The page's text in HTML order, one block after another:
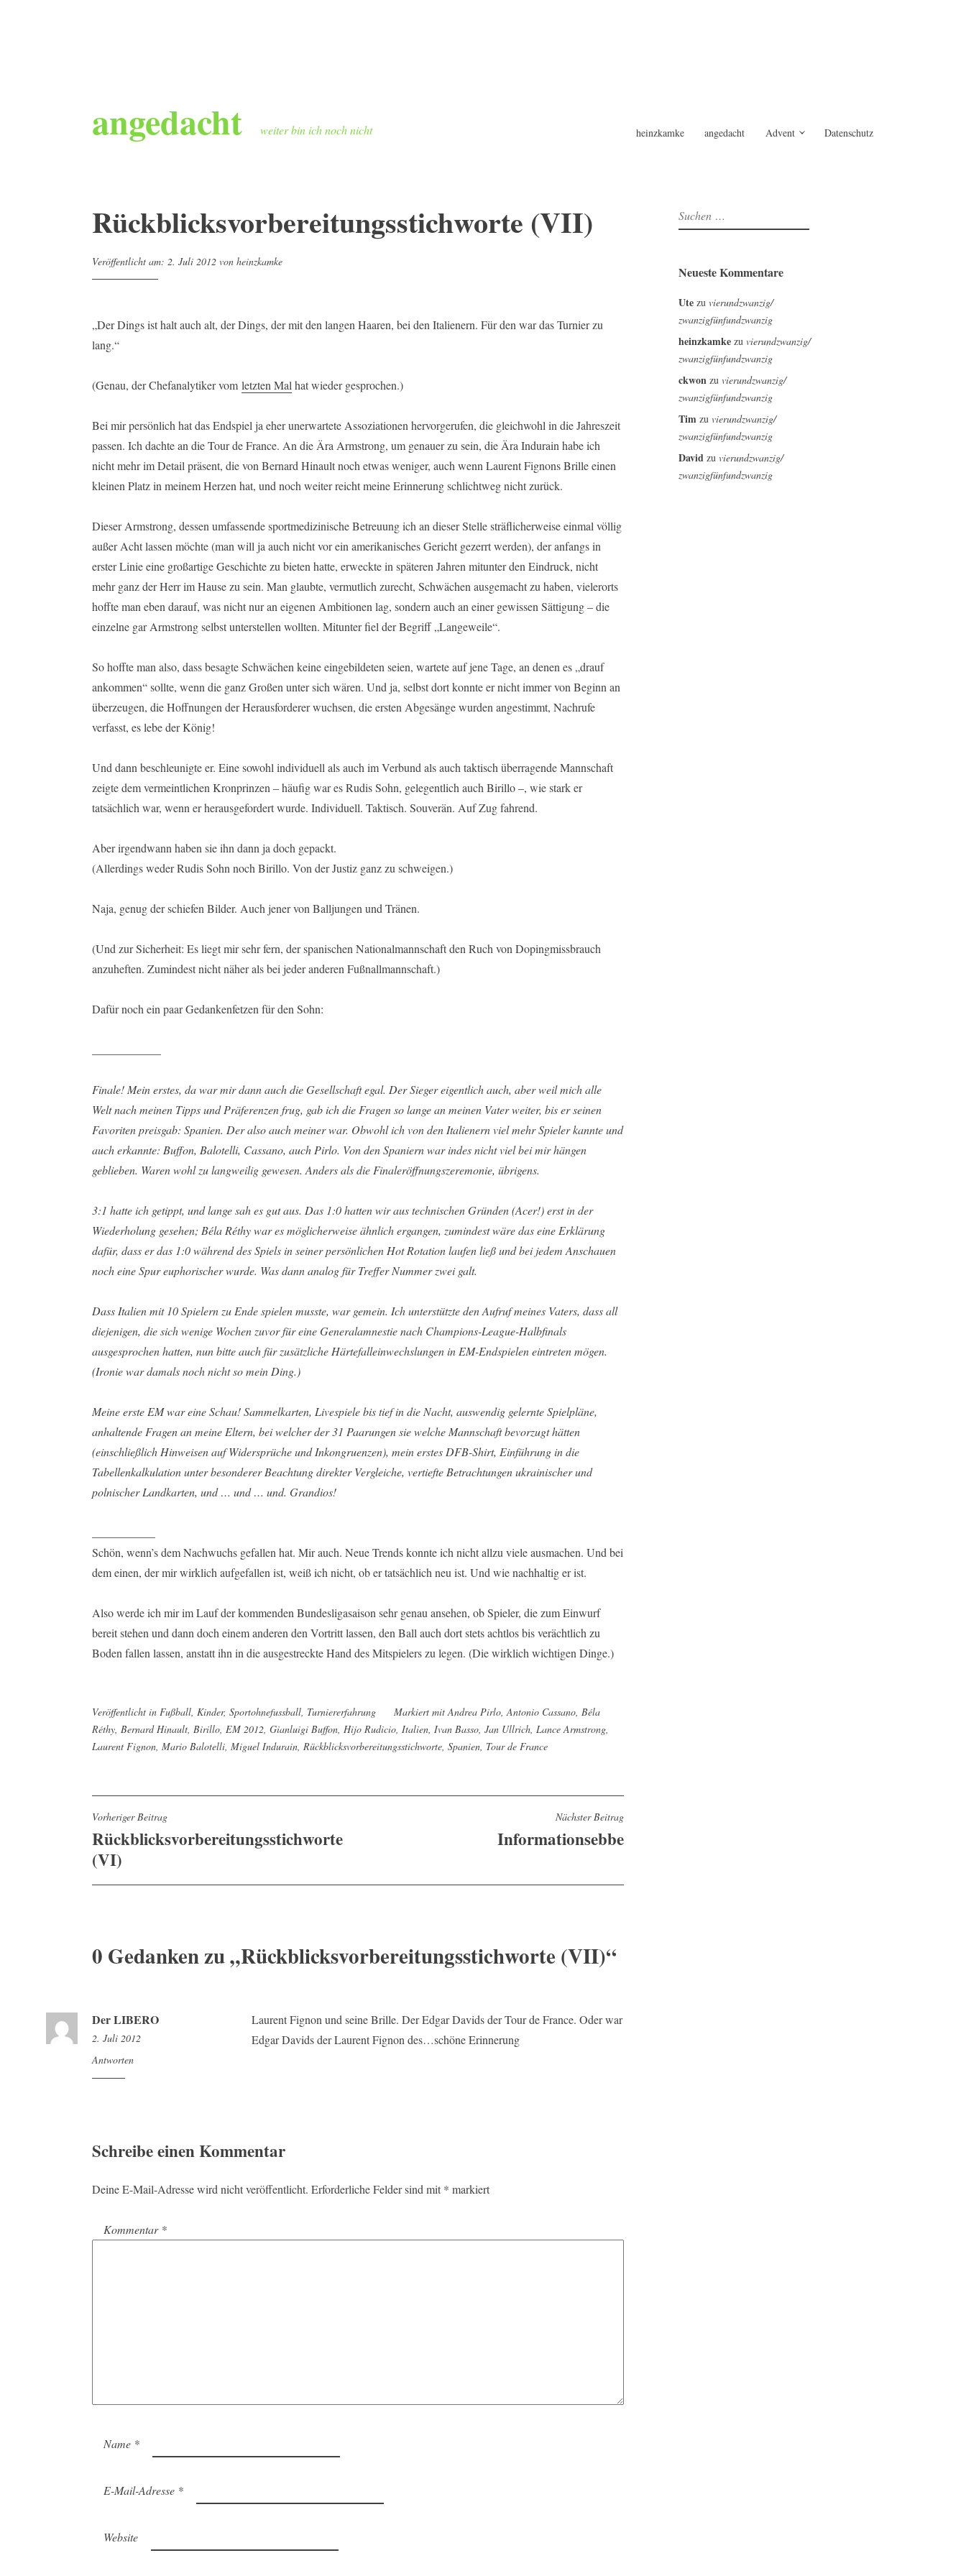
springen
angedacht weiter bin ich noch nicht heinzkamke angedacht Advent Datenschutz
Rückblicksvorbereitungsstichworte (VII)
Veröffentlicht am: 2. Juli 2012 von heinzkamke
„Der Dings ist halt auch alt, der Dings, der mit den langen Haaren, bei den Italienern. Für den war das Turnier zu
lang.“
(Genau, der Chefanalytiker vom letzten Malhat wieder gesprochen.)
Bei mir persönlich hat das Endspiel ja eher unerwartete Assoziationen hervorgerufen, die gleichwohl in die Jahreszeit
passen. Ich dachte an die Tour de France. An die Ära Armstrong, um genauer zu sein, die Ära Indurain habe ich
nicht mehr im Detail präsent, die von Bernard Hinault noch etwas weniger, auch wenn Laurent Fignons Brille einen
kleinen Platz in meinem Herzen hat, und noch weiter reicht meine Erinnerung schlichtweg nicht zurück.
Dieser Armstrong, dessen umfassende sportmedizinische Betreuung ich an dieser Stelle sträflicherweise einmal völlig
außer Acht lassen möchte (man will ja auch nicht vor ein amerikanisches Gericht gezerrt werden), der anfangs in
erster Linie eine großartige Geschichte zu bieten hatte, erweckte in späteren Jahren mitunter den Eindruck, nicht
mehr ganz der Herr im Hause zu sein. Man glaubte, vermutlich zurecht, Schwächen ausgemacht zu haben, vielerorts
hoffte man eben darauf, was nicht nur an eigenen Ambitionen lag, sondern auch an einer gewissen Sättigung – die
einzelne gar Armstrong selbst unterstellen wollten. Mitunter fiel der Begriff „Langeweile“.
So hoffte man also, dass besagte Schwächen keine eingebildeten seien, wartete auf jene Tage, an denen es „drauf
ankommen“ sollte, wenn die ganz Großen unter sich wären. Und ja, selbst dort konnte er nicht immer von Beginn an
überzeugen, die Hoffnungen der Herausforderer wuchsen, die ersten Abgesänge wurden angestimmt, Nachrufe
verfasst, es lebe der König!
Und dann beschleunigte er. Eine sowohl individuell als auch im Verbund als auch taktisch überragende Mannschaft
zeigte dem vermeintlichen Kronprinzen – häufig war es Rudis Sohn, gelegentlich auch Birillo –, wie stark er
tatsächlich war, wenn er herausgefordert wurde. Individuell. Taktisch. Souverän. Auf Zug fahrend.
Aber irgendwann haben sie ihn dann ja doch gepackt.
(Allerdings weder Rudis Sohn noch Birillo. Von der Justiz ganz zu schweigen.)
Naja, genug der schiefen Bilder. Auch jener von Balljungen und Tränen.
(Und zur Sicherheit: Es liegt mir sehr fern, der spanischen Nationalmannschaft den Ruch von Dopingmissbrauch
anzuheften. Zumindest nicht näher als bei jeder anderen Fußnallmannschaft.)
Dafür noch ein paar Gedankenfetzen für den Sohn:
Finale! Mein erstes, da war mir dann auch die Gesellschaft egal. Der Sieger eigentlich auch, aber weil mich alle
Welt nach meinen Tipps und Präferenzen frug, gab ich die Fragen so lange an meinen Vater weiter, bis er seinen
Favoriten preisgab: Spanien. Der also auch meiner war. Obwohl ich von den Italienern viel mehr Spieler kannte und
auch erkannte: Buffon, Balotelli, Cassano, auch Pirlo. Von den Spaniern war indes nicht viel bei mir hängen
geblieben. Waren wohl zu langweilig gewesen. Anders als die Finaleröffnungszeremonie, übrigens.
3:1 hatte ich getippt, und lange sah es gut aus. Das 1:0 hatten wir aus technischen Gründen (Acer!) erst in der
Wiederholung gesehen; Béla Réthy war es möglicherweise ähnlich ergangen, zumindest wäre das eine Erklärung
dafür, dass er das 1:0 während des Spiels in seiner persönlichen Hot Rotation laufen ließ und bei jedem Anschauen
noch eine Spur euphorischer wurde. Was dann analog für Treffer Nummer zwei galt.
Dass Italien mit 10 Spielern zu Ende spielen musste, war gemein. Ich unterstützte den Aufruf meines Vaters, dass all
diejenigen, die sich wenige Wochen zuvor für eine Generalamnestie nach Champions-League-Halbfinals
ausgesprochen hatten, nun bitte auch für zusätzliche Härtefalleinwechslungen in EM-Endspielen eintreten mögen.
(Ironie war damals noch nicht so mein Ding.)
Meine erste EM war eine Schau! Sammelkarten, Livespiele bis tief in die Nacht, auswendig gelernte Spielpläne,
anhaltende Fragen an meine Eltern, bei welcher der 31 Paarungen sie welche Mannschaft bevorzugt hätten
(einschließlich Hinweisen auf Widersprüche und Inkongruenzen), mein erstes DFB-Shirt, Einführung in die
Tabellenkalkulation unter besonderer Beachtung direkter Vergleiche, vertiefte Betrachtungen ukrainischer und
polnischer Landkarten, und … und … und. Grandios!
Schön, wenn’s dem Nachwuchs gefallen hat. Mir auch. Neue Trends konnte ich nicht allzu viele ausmachen. Und bei
dem einen, der mir wirklich aufgefallen ist, weiß ich nicht, ob er tatsächlich neu ist. Und wie nachhaltig er ist.
Also werde ich mir im Lauf der kommenden Bundesligasaison sehr genau ansehen, ob Spieler, die zum Einwurf
bereit stehen und dann doch einem anderen den Vortritt lassen, den Ball auch dort stets achtlos bis verächtlich zu
Boden fallen lassen, anstatt ihn in die ausgestreckte Hand des Mitspielers zu legen. (Die wirklich wichtigen Dinge.)
Veröffentlicht in Fußball, Kinder, Sportohnefussball, Turniererfahrung Markiert mitAndrea Pirlo,Antonio Cassano, Béla
Réthy, Bernard Hinault, Birillo, EM 2012, Gianluigi Buffon, Hijo Rudicio, Italien, Ivan Basso, Jan Ullrich, Lance Armstrong,
Laurent Fignon, Mario Balotelli, Miguel Indurain, Rückblicksvorbereitungsstichworte, Spanien, Tour de France
Beitragsnavigation
Vorheriger Beitrag
Rückblicksvorbereitungsstichworte
(VI)
Nächster Beitrag
Informationsebbe
0 Gedanken zu „Rückblicksvorbereitungsstichworte (VII)“
Der LIBERO
2. Juli 2012
21:20
Antworten
Laurent Fignon und seine Brille. Der Edgar Davids der Tour de France. Oder war
Edgar Davids der Laurent Fignon des…schöne Erinnerung
Schreibe einen Kommentar
Deine E-Mail-Adresse wird nicht veröffentlicht. Erforderliche Felder sind mit * markiert
Kommentar *
Name *
E-Mail-Adresse *
Website
Suchen
nach:
Neueste Kommentare
Ute zu vierundzwanzig/
zwanzigfünfundzwanzig
heinzkamke zu vierundzwanzig/
zwanzigfünfundzwanzig
ckwon zu vierundzwanzig/
zwanzigfünfundzwanzig
Tim zu vierundzwanzig/
zwanzigfünfundzwanzig
David zu vierundzwanzig/
zwanzigfünfundzwanzig